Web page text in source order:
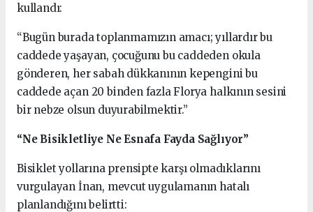
kullandı:
“Bugün burada toplanmamızın amacı; yıllardır bu
caddede yaşayan, çocuğunu bu caddeden okula
gönderen, her sabah dükkanının kepengini bu
caddede açan 20 binden fazla Florya halkının sesini
bir nebze olsun duyurabilmektir.”
“Ne Bisikletliye Ne Esnafa Fayda Sağlıyor”
Bisiklet yollarına prensipte karşı olmadıklarını
vurgulayan İnan, mevcut uygulamanın hatalı
planlandığını belirtti: